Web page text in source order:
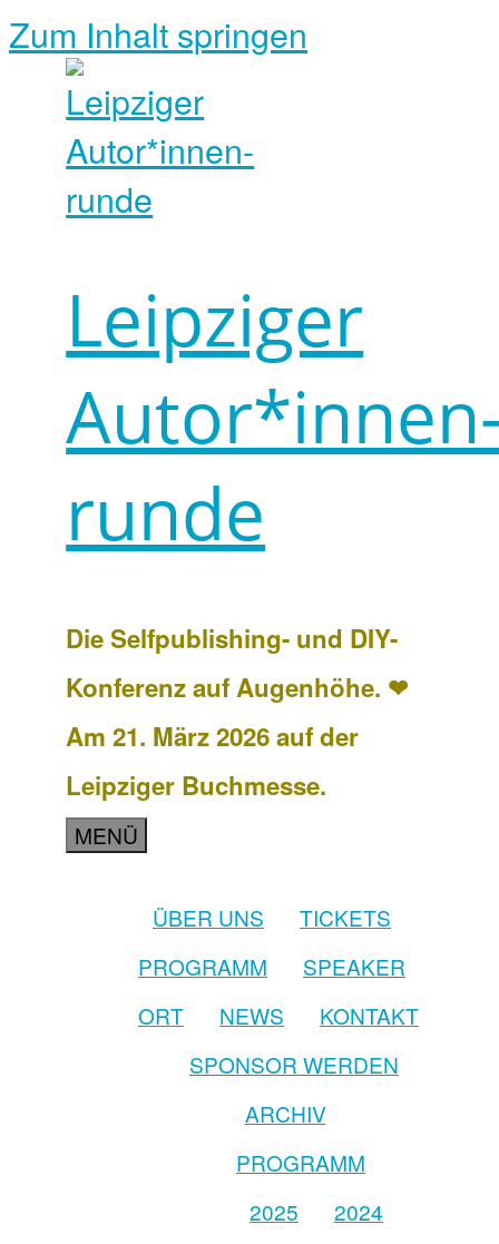
Zum Inhalt springen
Leipziger
runde
Die Selfpublishing- und DIY-
Konferenz auf Augenhöhe. ❤
Am 21. März 2026 auf der
Leipziger Buchmesse.
MENÜ
ÜBER UNS
TICKETS
PROGRAMM
SPEAKER
ORT
NEWS
KONTAKT
SPONSOR WERDEN
ARCHIV
PROGRAMM
2025
2024